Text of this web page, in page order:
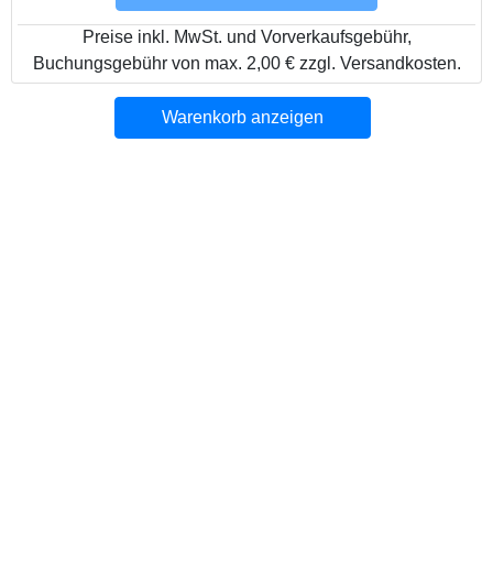
Preise inkl. MwSt. und Vorverkaufsgebühr,
Buchungsgebühr von max. 2,00 € zzgl. Versandkosten.
Warenkorb anzeigen